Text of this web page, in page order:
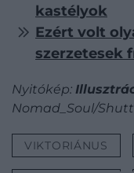
kastélyok
Ezért volt
szerzetesek
Nyitókép:
Nomad_Soul/
VIKTORIÁNUS